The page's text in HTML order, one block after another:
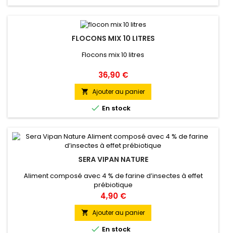
FLOCONS MIX 10 LITRES
Flocons mix 10 litres
Prix
36,90 €
 Ajouter au panier
 En stock
SERA VIPAN NATURE
Aliment composé avec 4 % de farine d’insectes à effet
prébiotique
Prix
4,90 €
 Ajouter au panier
 En stock